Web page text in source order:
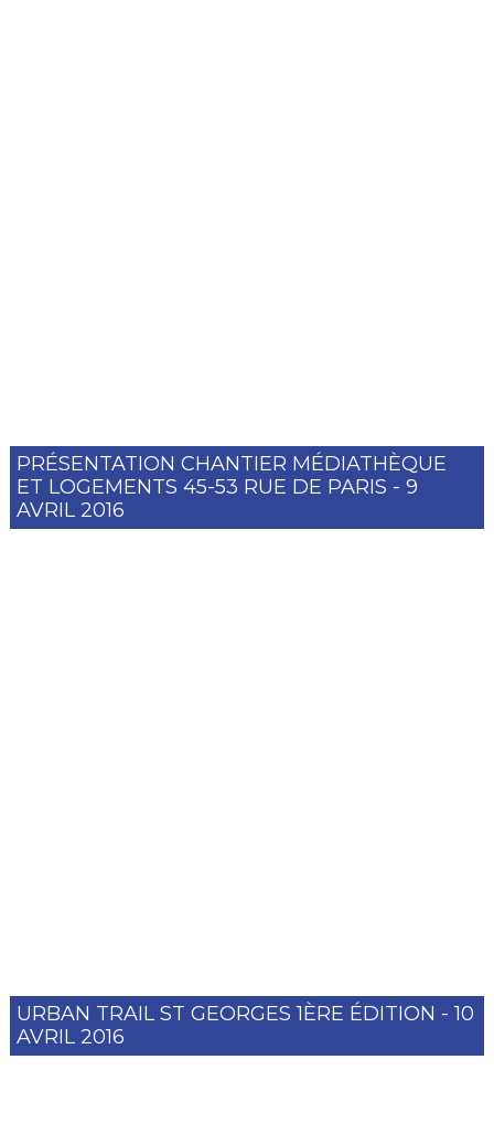
PRÉSENTATION CHANTIER MÉDIATHÈQUE
ET LOGEMENTS 45-53 RUE DE PARIS - 9
AVRIL 2016
URBAN TRAIL ST GEORGES 1ÈRE ÉDITION - 10
AVRIL 2016